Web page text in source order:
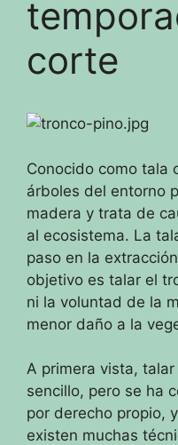
corte
Conocido como tala
árboles del entorno
madera y trata de
al ecosistema. La
paso en la
objetivo es talar el
ni la voluntad de la
menor daño a la
A primera vista,
sencillo, pero se ha
por derecho propio,
existen muchas